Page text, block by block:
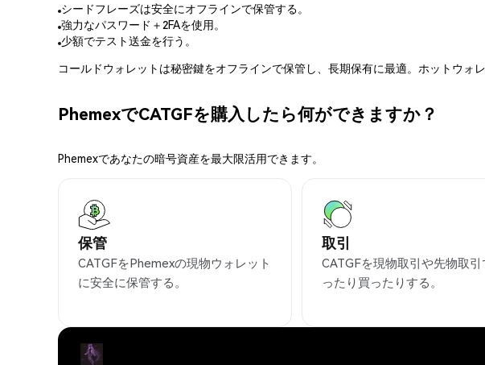
シードフレーズは安全にオフラインで保管する。
強力なパスワード＋2FAを使用。
少額でテスト送金を行う。
コールドウォレットは秘密鍵をオフラインで保管し、長期保有に最適。ホットウォ
PhemexでCATGFを購入したら何ができますか？
Phemexであなたの暗号資産を最大限活用できます。
保管
CATGFをPhemexの現物ウォレット
に安全に保管する。
取引
CATGFを現物取引や先物取引
ったり買ったりする。